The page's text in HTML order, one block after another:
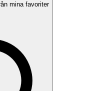
mina favoriter